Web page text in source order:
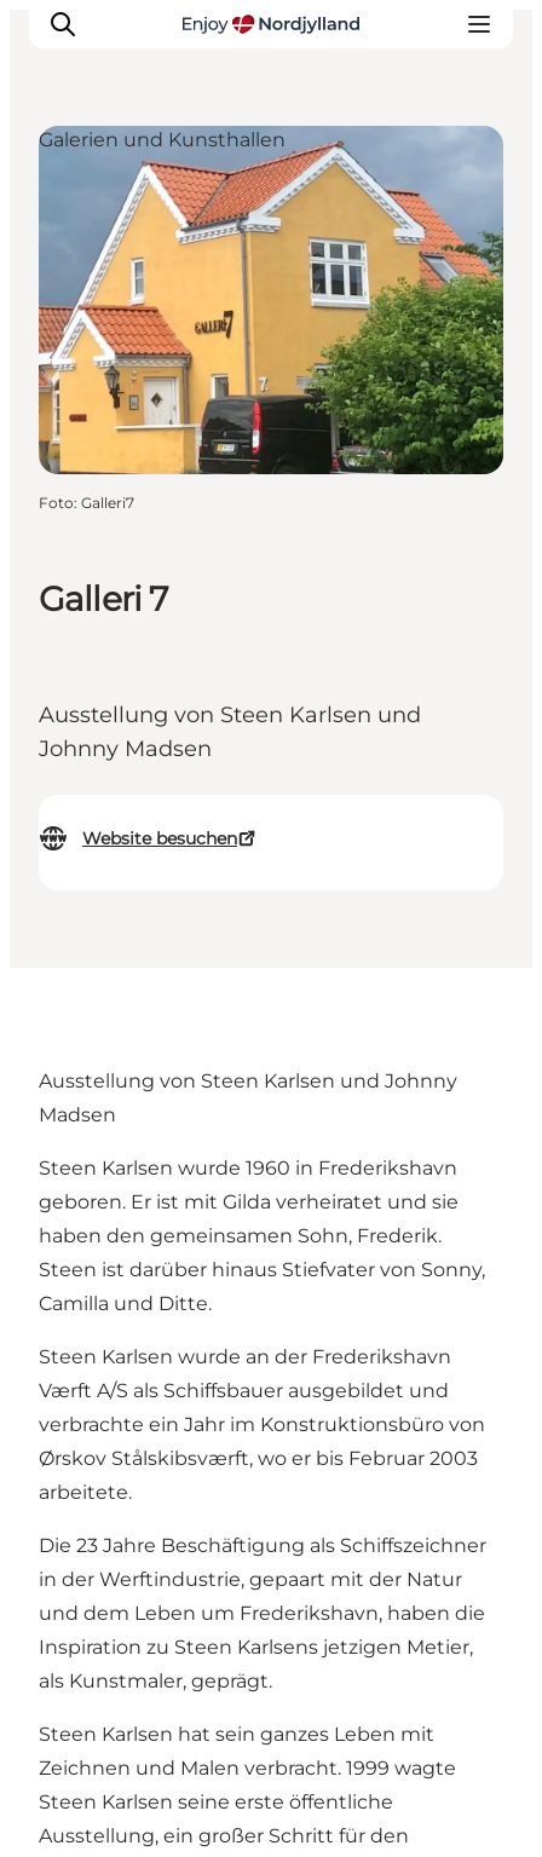
Erlebnisse
Reiseplanung
Destinationen
Guides
Veranstaltungen
Für Kinder
Galleri 7
Ausstellung von Steen Karlsen und
Johnny Madsen
Website besuchen
Galerien und Kunsthallen
Foto: Galleri7
Ausstellung von Steen Karlsen und Johnny
Madsen
Steen Karlsen wurde 1960 in Frederikshavn
geboren. Er ist mit Gilda verheiratet und sie
haben den gemeinsamen Sohn, Frederik.
Steen ist darüber hinaus Stiefvater von Sonny,
Camilla und Ditte.
Steen Karlsen wurde an der Frederikshavn
Værft A/S als Schiffsbauer ausgebildet und
verbrachte ein Jahr im Konstruktionsbüro von
Ørskov Stålskibsværft, wo er bis Februar 2003
arbeitete.
Die 23 Jahre Beschäftigung als Schiffszeichner
in der Werftindustrie, gepaart mit der Natur
und dem Leben um Frederikshavn, haben die
Inspiration zu Steen Karlsens jetzigen Metier,
als Kunstmaler, geprägt.
Steen Karlsen hat sein ganzes Leben mit
Zeichnen und Malen verbracht. 1999 wagte
Steen Karlsen seine erste öffentliche
Ausstellung, ein großer Schritt für den